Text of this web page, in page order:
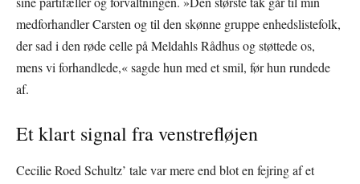
medforhandler Carsten og til den skønne gruppe enhedslistefolk,
der sad i den røde celle på Meldahls Rådhus og støttede os,
mens vi forhandlede,« sagde hun med et smil, før hun rundede
af.
Et klart signal fra venstrefløjen
Cecilie Roed Schultz’ tale var mere end blot en fejring af et